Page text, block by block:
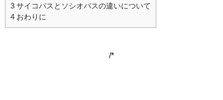
3 サイコパスとソシオパスの違いについて
4 おわりに
/*